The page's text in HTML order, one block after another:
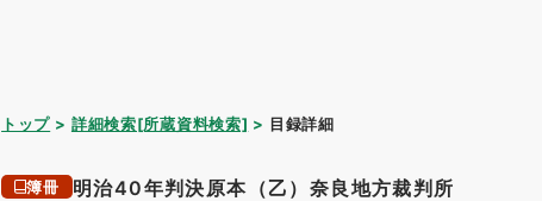
トップ 詳細検索[所蔵資料検索] 目録詳細
簿冊 明治40年判決原本（乙）奈良地方裁判所